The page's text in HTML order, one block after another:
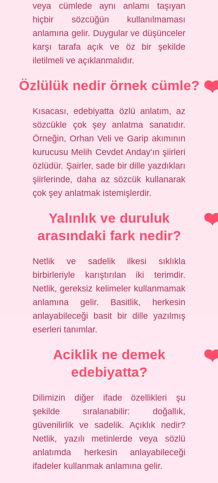
veya cümlede aynı anlamı taşıyan
hiçbir sözcüğün kullanılmaması
anlamına gelir. Duygular ve düşünceler
karşı tarafa açık ve öz bir şekilde
iletilmeli ve açıklanmalıdır.
Özlülük nedir örnek cümle?
Kısacası, edebiyatta özlü anlatım, az
sözcükle çok şey anlatma sanatıdır.
Örneğin, Orhan Veli ve Garip akımının
kurucusu Melih Cevdet Anday’ın şiirleri
özlüdür. Şairler, sade bir dille yazdıkları
şiirlerinde, daha az sözcük kullanarak
çok şey anlatmak istemişlerdir.
Yalınlık ve duruluk
arasındaki fark nedir?
Netlik ve sadelik ilkesi sıklıkla
birbirleriyle karıştırılan iki terimdir.
Netlik, gereksiz kelimeler kullanmamak
anlamına gelir. Basitlik, herkesin
anlayabileceği basit bir dille yazılmış
eserleri tanımlar.
Aciklik ne demek
edebiyatta?
Dilimizin diğer ifade özellikleri şu
şekilde sıralanabilir: doğallık,
güvenilirlik ve sadelik. Açıklık nedir?
Netlik, yazılı metinlerde veya sözlü
anlatımda herkesin anlayabileceği
ifadeler kullanmak anlamına gelir.